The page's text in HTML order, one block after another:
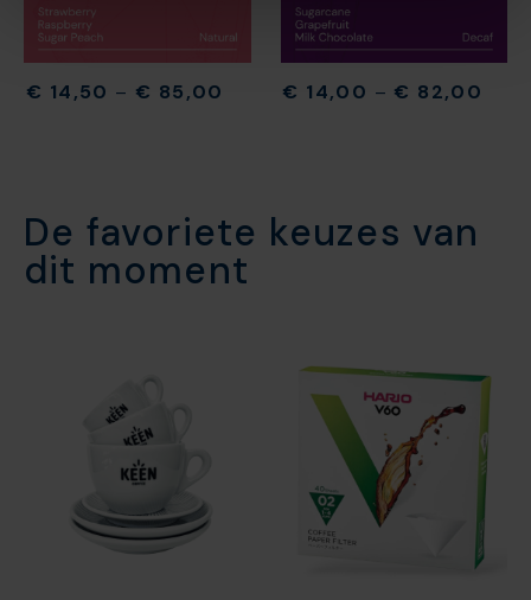
€ 14,50 – € 85,00 € 14,00 – € 82,00
De favoriete keuzes van
dit moment